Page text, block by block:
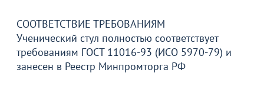
СООТВЕТСТВИЕ ТРЕБОВАНИЯМ
Ученический стул полностью соответствует
требованиям ГОСТ 11016-93 (ИСО 5970-79) и
занесен в Реестр Минпромторга РФ